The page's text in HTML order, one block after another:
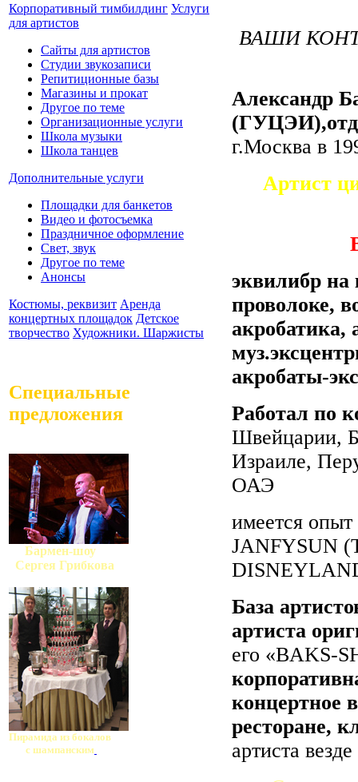
Корпоративный тимбилдинг Услуги
для артистов
Сайты для артистов
Студии звукозаписи
Репитиционные базы
Магазины и прокат
Другое по теме
Организационные услуги
Школа музыки
Школа танцев
Дополнительные услуги
Площадки для банкетов
Видео и фотосъемка
Праздничное оформление
Свет, звук
Другое по теме
Анонсы
Костюмы, реквизит Аренда
концертных площадок Детское
творчество Художники. Шаржисты
Специальные
предложения
Бармен-шоу
Сергея Грибкова
Пирамида из бокалов
с шампанским
ВАШИ
Александр
г.Москва в
Артист
эквилибр на
проволоке,
акробатика,
акробаты-
Работал по
Швейцарии,
Израиле,
ОАЭ
имеется
JANFYSUN
База
артиста
его «BAKS-
концертное
ресторане,
артиста